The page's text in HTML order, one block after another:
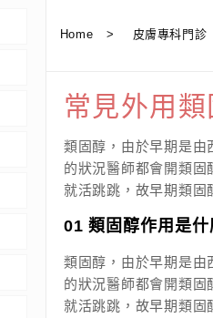
Home > 皮膚專科門診
常見外用類
類固醇，由於早期是由
的狀況醫師都會開類固
就活跳跳，故早期類固
01 類固醇作用是什
類固醇，由於早期是由
的狀況醫師都會開類固
就活跳跳，故早期類固